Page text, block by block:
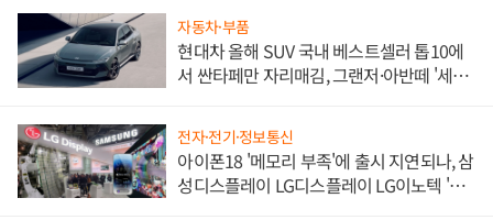
자동차·부품
현대차 올해 SUV 국내 베스트셀러 톱10에
서 싼타페만 자리매김, 그랜저·아반떼 '세단
전자·전기·정보통신
아이폰18 '메모리 부족'에 출시 지연되나, 삼
성디스플레이 LG디스플레이 LG이노텍 '탈